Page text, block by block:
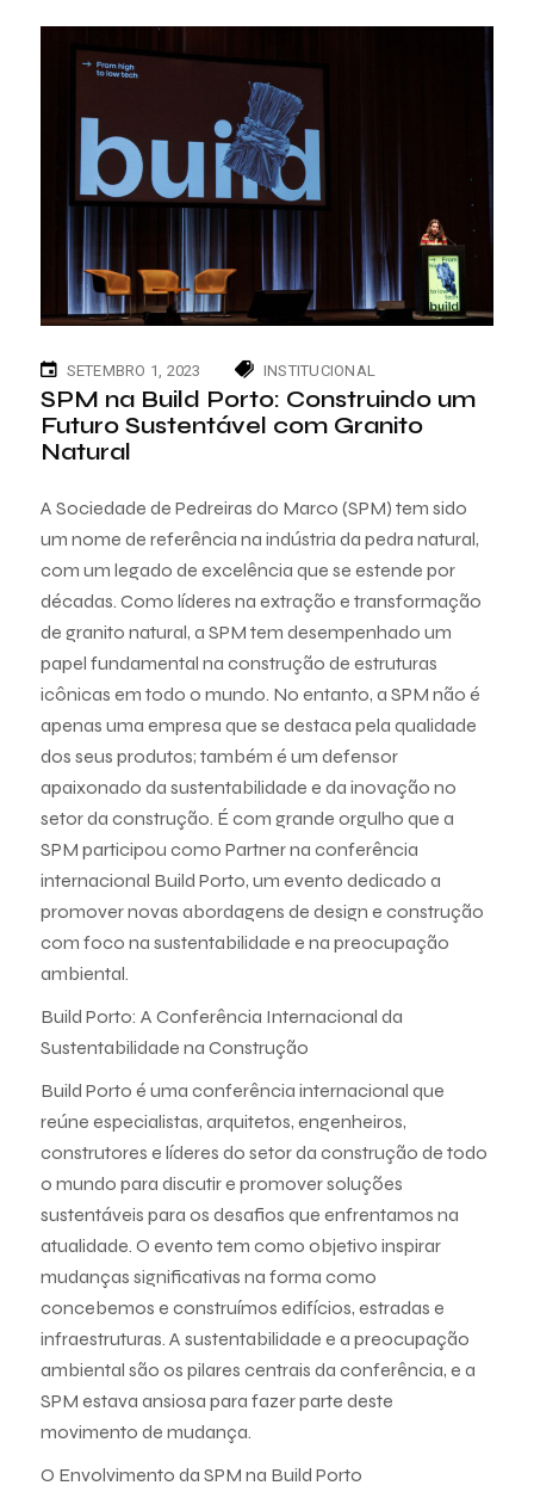
SETEMBRO 1, 2023 INSTITUCIONAL
SPM na Build Porto: Construindo um
Futuro Sustentável com Granito
Natural
A Sociedade de Pedreiras do Marco (SPM) tem sido
um nome de referência na indústria da pedra natural,
com um legado de excelência que se estende por
décadas. Como líderes na extração e transformação
de granito natural, a SPM tem desempenhado um
papel fundamental na construção de estruturas
icônicas em todo o mundo. No entanto, a SPM não é
apenas uma empresa que se destaca pela qualidade
dos seus produtos; também é um defensor
apaixonado da sustentabilidade e da inovação no
setor da construção. É com grande orgulho que a
SPM participou como Partner na conferência
internacional Build Porto, um evento dedicado a
promover novas abordagens de design e construção
com foco na sustentabilidade e na preocupação
ambiental.
Build Porto: A Conferência Internacional da
Sustentabilidade na Construção
Build Porto é uma conferência internacional que
reúne especialistas, arquitetos, engenheiros,
construtores e líderes do setor da construção de todo
o mundo para discutir e promover soluções
sustentáveis para os desafios que enfrentamos na
atualidade. O evento tem como objetivo inspirar
mudanças significativas na forma como
concebemos e construímos edifícios, estradas e
infraestruturas. A sustentabilidade e a preocupação
ambiental são os pilares centrais da conferência, e a
SPM estava ansiosa para fazer parte deste
movimento de mudança.
O Envolvimento da SPM na Build Porto